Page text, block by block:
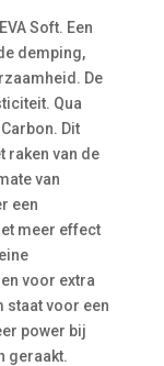
Soft. Een
demping,
De
Qua
Dit
raken van de
van
een
meer effect
voor extra
staat voor een
power bij
geraakt.